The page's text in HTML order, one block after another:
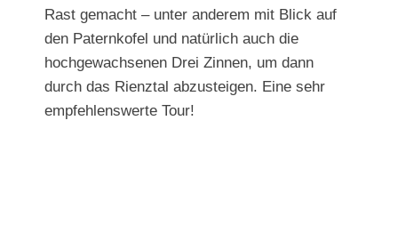
Rast gemacht – unter anderem mit Blick auf
den Paternkofel und natürlich auch die
hochgewachsenen Drei Zinnen, um dann
durch das Rienztal abzusteigen. Eine sehr
empfehlenswerte Tour!